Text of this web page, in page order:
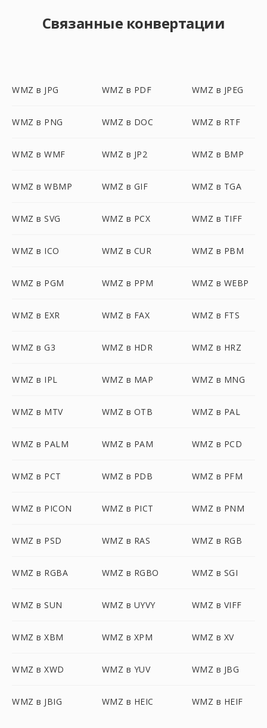
Связанные конвертации
WMZ в JPG WMZ в PDF WMZ в JPEG
WMZ в PNG WMZ в DOC WMZ в RTF
WMZ в WMF WMZ в JP2 WMZ в BMP
WMZ в WBMP WMZ в GIF WMZ в TGA
WMZ в SVG WMZ в PCX WMZ в TIFF
WMZ в ICO WMZ в CUR WMZ в PBM
WMZ в PGM WMZ в PPM WMZ в WEBP
WMZ в EXR WMZ в FAX WMZ в FTS
WMZ в G3 WMZ в HDR WMZ в HRZ
WMZ в IPL WMZ в MAP WMZ в MNG
WMZ в MTV WMZ в OTB WMZ в PAL
WMZ в PALM WMZ в PAM WMZ в PCD
WMZ в PCT WMZ в PDB WMZ в PFM
WMZ в PICON WMZ в PICT WMZ в PNM
WMZ в PSD WMZ в RAS WMZ в RGB
WMZ в RGBA WMZ в RGBO WMZ в SGI
WMZ в SUN WMZ в UYVY WMZ в VIFF
WMZ в XBM WMZ в XPM WMZ в XV
WMZ в XWD WMZ в YUV WMZ в JBG
WMZ в JBIG WMZ в HEIC WMZ в HEIF